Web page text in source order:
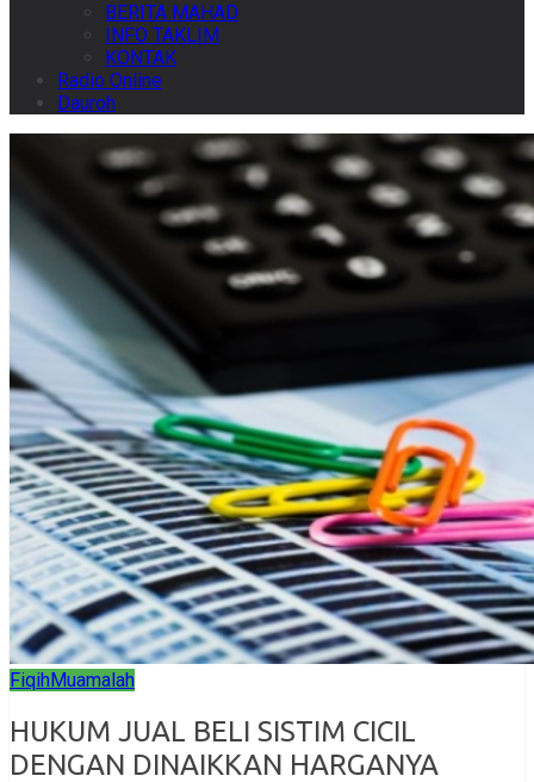
BERITA MAHAD
INFO TAKLIM
KONTAK
Radio Online
Dauroh
Fiqih Muamalah
HUKUM JUAL BELI SISTIM CICIL
DENGAN DINAIKKAN HARGANYA